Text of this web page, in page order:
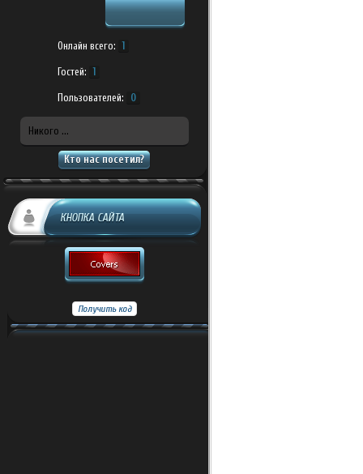
Онлайн всего: 1
Гостей: 1
Пользователей: 0
Никого ...
Кто нас посетил?
КНОПКА САЙТА